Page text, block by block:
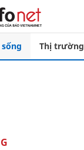
Thị trường